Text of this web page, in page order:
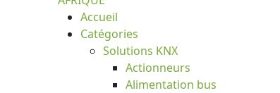
Accueil
Catégories
Solutions KNX
Actionneurs
Alimentation bus